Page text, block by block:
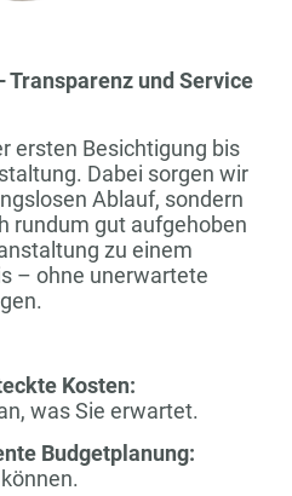
Transparenz und Service
ersten Besichtigung bis
Dabei sorgen wir
Ablauf, sondern
rundum gut aufgehoben
zu einem
– ohne unerwartete
Kosten:
was Sie erwartet.
Budgetplanung: